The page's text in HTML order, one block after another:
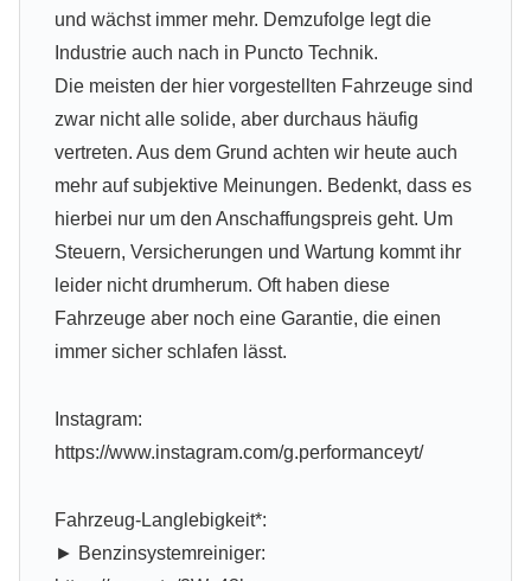
und wächst immer mehr. Demzufolge legt die
Industrie auch nach in Puncto Technik.
Die meisten der hier vorgestellten Fahrzeuge sind
zwar nicht alle solide, aber durchaus häufig
vertreten. Aus dem Grund achten wir heute auch
mehr auf subjektive Meinungen. Bedenkt, dass es
hierbei nur um den Anschaffungspreis geht. Um
Steuern, Versicherungen und Wartung kommt ihr
leider nicht drumherum. Oft haben diese
Fahrzeuge aber noch eine Garantie, die einen
immer sicher schlafen lässt.
Instagram:
https://www.instagram.com/g.performanceyt/
Fahrzeug-Langlebigkeit*:
► Benzinsystemreiniger: